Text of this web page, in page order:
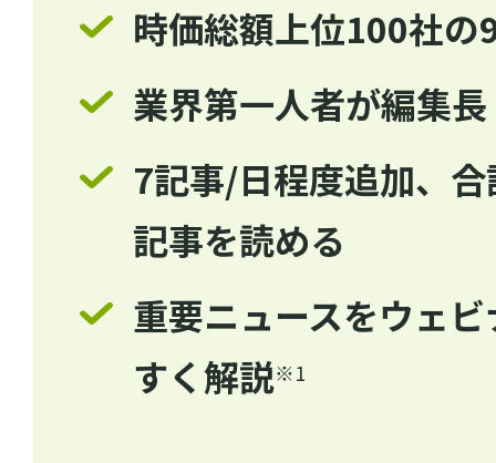
時価総額上位100社
業界第一人者が編集長
7記事/日程度追加、
記事を読める
重要ニュースをウェ
すく解説※1